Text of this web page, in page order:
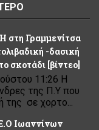
στη Γραμμενίτσα
-δασική
σκοτάδι [βίντεο]
11:26 Η
της Π.Υ που
σε χορτο...
Ιωαννίνων